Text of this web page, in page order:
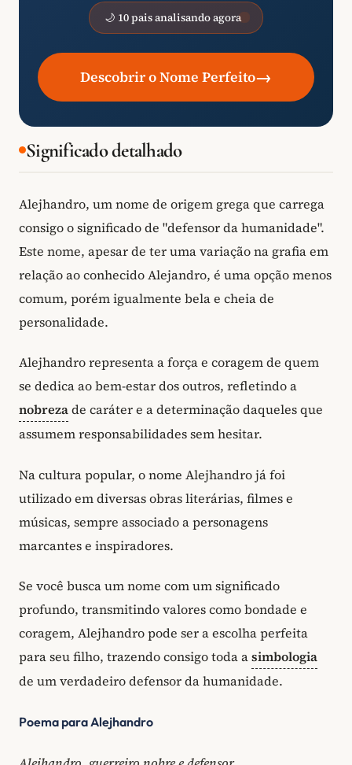
🌙 10 pais analisando agora
Descobrir o Nome Perfeito→
Significado detalhado
Alejhandro, um nome de origem grega que carrega
consigo o significado de "defensor da humanidade".
Este nome, apesar de ter uma variação na grafia em
relação ao conhecido Alejandro, é uma opção menos
comum, porém igualmente bela e cheia de
personalidade.
Alejhandro representa a força e coragem de quem
se dedica ao bem-estar dos outros, refletindo a
nobrezade caráter e a determinação daqueles que
assumem responsabilidades sem hesitar.
Na cultura popular, o nome Alejhandro já foi
utilizado em diversas obras literárias, filmes e
músicas, sempre associado a personagens
marcantes e inspiradores.
Se você busca um nome com um significado
profundo, transmitindo valores como bondade e
coragem, Alejhandro pode ser a escolha perfeita
para seu filho, trazendo consigo toda asimbologia
de um verdadeiro defensor da humanidade.
Poema para Alejhandro